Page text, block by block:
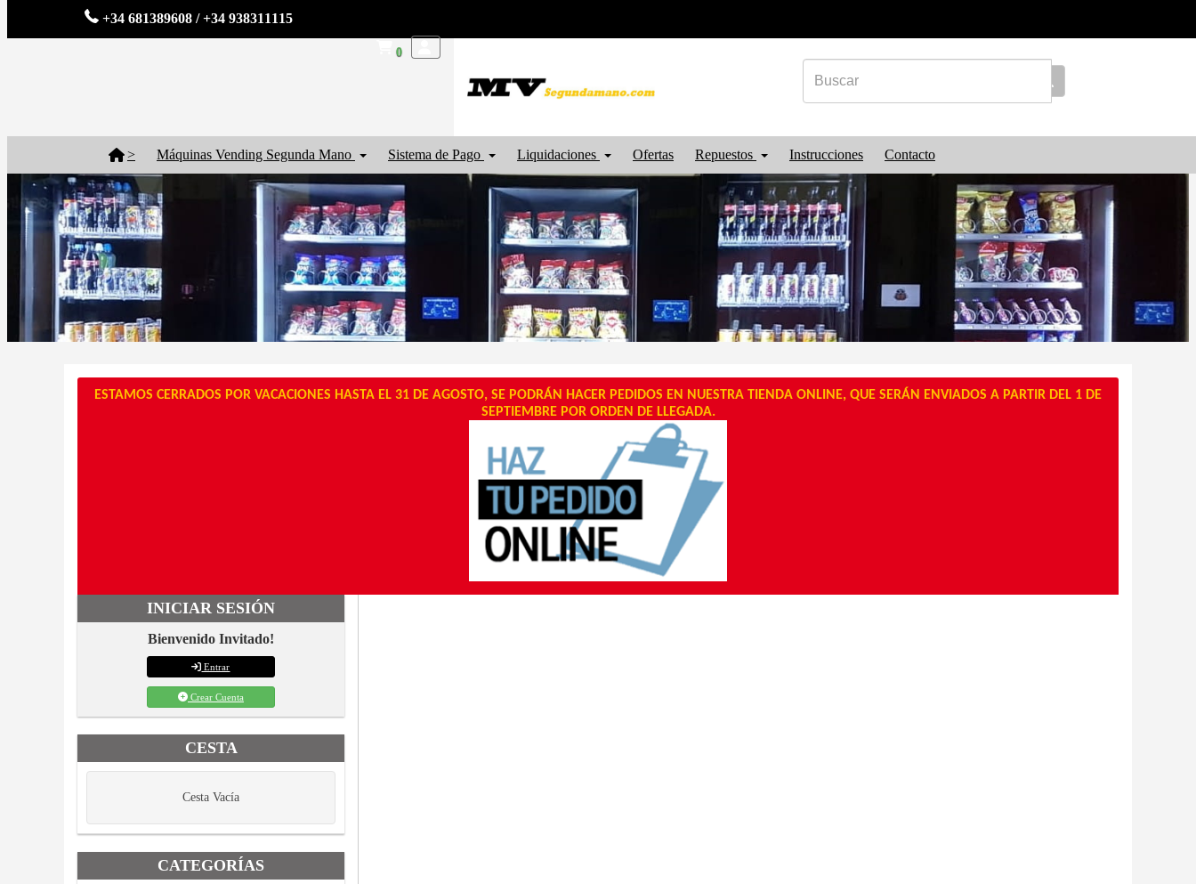
+34 681389608 / +34 938311115
0
> Máquinas Vending Segunda Mano Sistema de Pago Liquidaciones Ofertas Repuestos Instrucciones Contacto
ESTAMOS CERRADOS POR VACACIONES HASTA EL 31 DE AGOSTO, SE PODRÁN HACER PEDIDOS EN NUESTRA TIENDA ONLINE, QUE SERÁN ENVIADOS A PARTIR DEL 1 DE
SEPTIEMBRE POR ORDEN DE LLEGADA.
INICIAR SESIÓN
Bienvenido Invitado!
Entrar
Crear Cuenta
CESTA
Cesta Vacía
CATEGORÍAS